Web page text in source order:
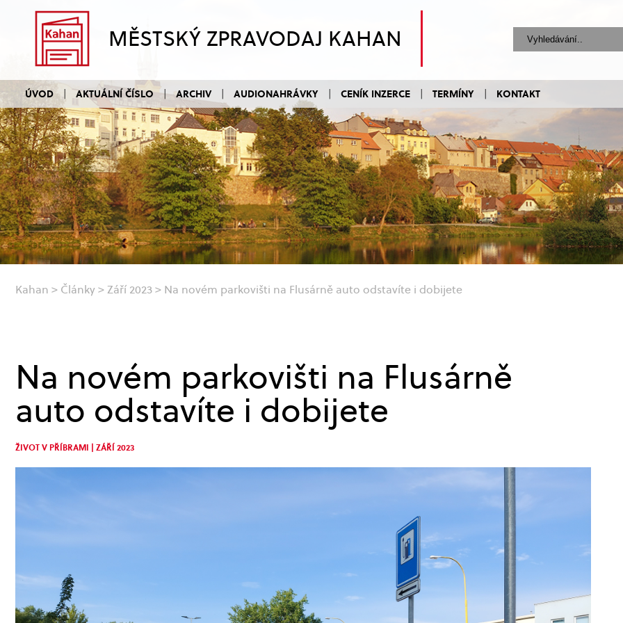
MĚSTSKÝ ZPRAVODAJ KAHAN
ÚVOD AKTUÁLNÍ ČÍSLO ARCHIV AUDIONAHRÁVKY CENÍK INZERCE TERMÍNY KONTAKT
Kahan > Články>Září 2023> Na novém parkovišti na Flusárně auto odstavíte i dobijete
Na novém parkovišti na Flusárně
auto odstavíte i dobijete
ŽIVOT V PŘÍBRAMI | ZÁŘÍ 2023